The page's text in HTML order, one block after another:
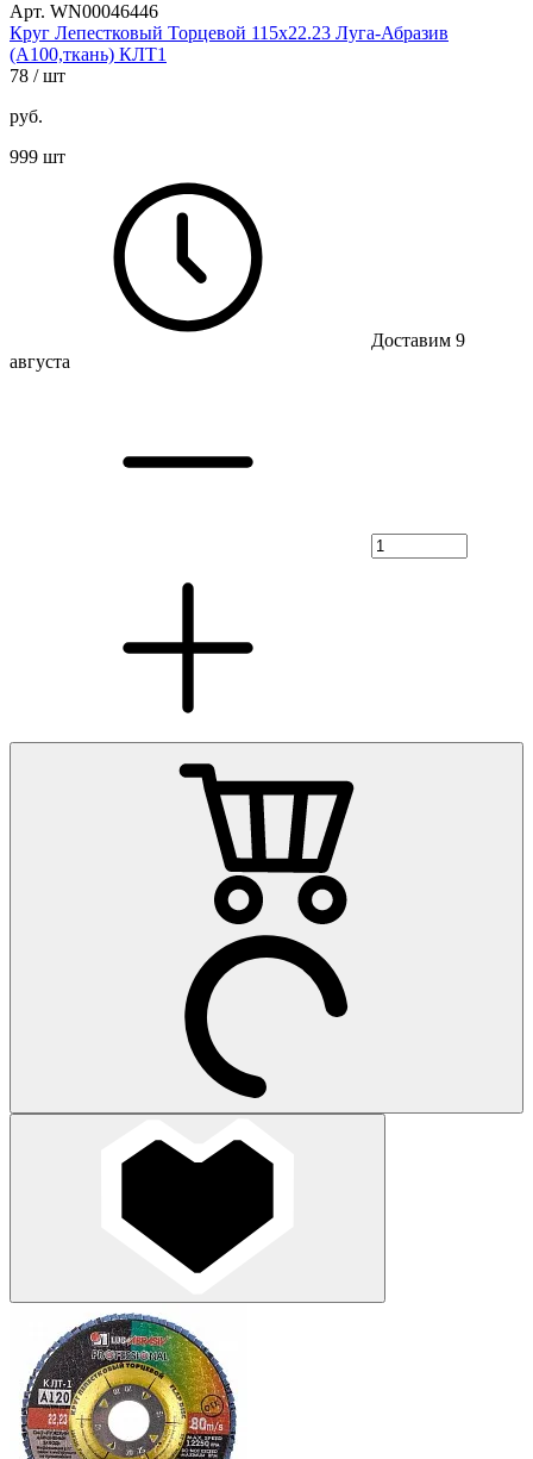
Арт. WN00046446
Круг Лепестковый Торцевой 115х22.23 Луга-Абразив
(А100,ткань) КЛТ1
78 / шт
руб.
999 шт
Доставим 9
августа